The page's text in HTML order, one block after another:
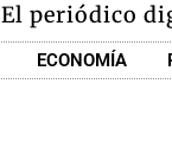
El periódico
ECONOMÍA